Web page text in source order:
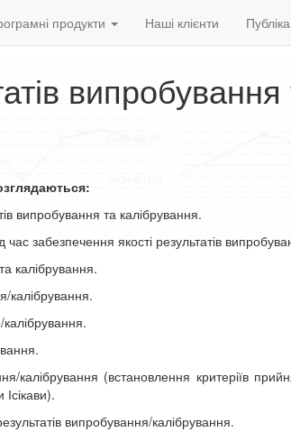
продукти Наші клієнти
випробування
випробування та калібрування.
забезпечення якості результатів
калібрування.
калібрування.
калібрування (встановлення критеріїв
випробування/калібрування.